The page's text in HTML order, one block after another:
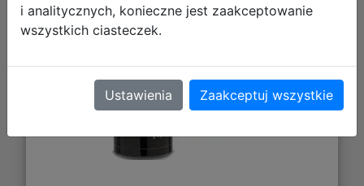
i analitycznych, konieczne jest zaakceptowanie
wszystkich ciasteczek.
Ustawienia Zaakceptuj wszystkie